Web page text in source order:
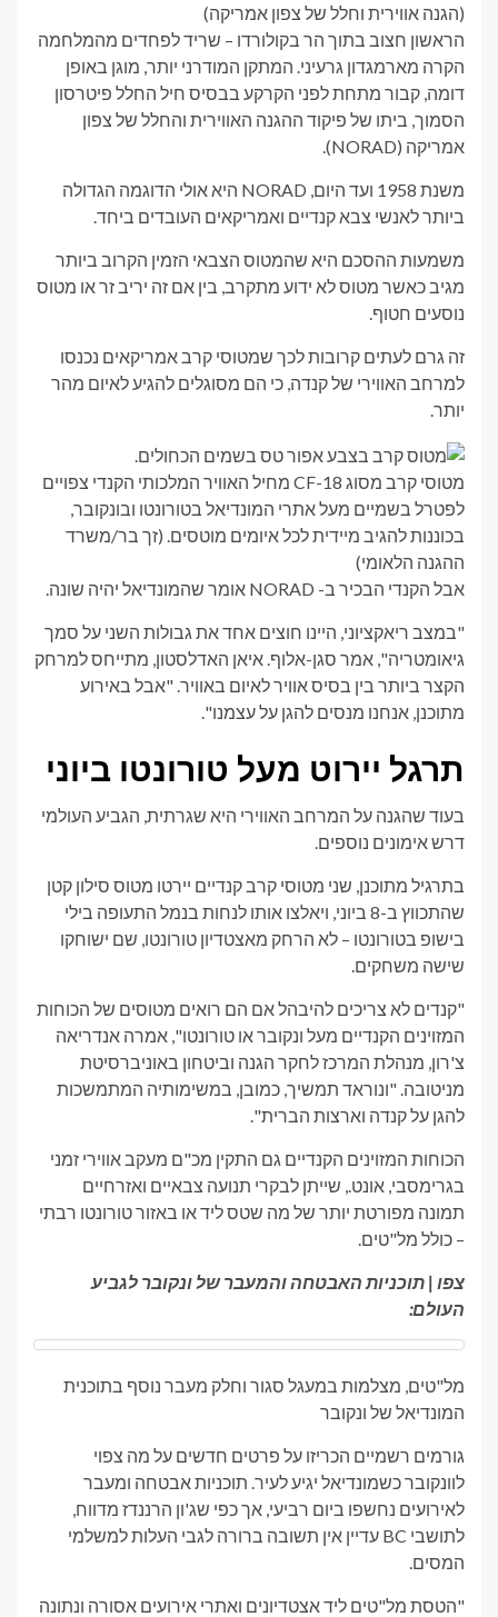
(הגנה אווירית וחלל של צפון אמריקה)
הראשון חצוב בתוך הר בקולורדו – שריד לפחדים מהמלחמה
הקרה מארמגדון גרעיני. המתקן המודרני יותר, מוגן באופן
דומה, קבור מתחת לפני הקרקע בבסיס חיל החלל פיטרסון
הסמוך, ביתו של פיקוד ההגנה האווירית והחלל של צפון
אמריקה (NORAD).
משנת 1958 ועד היום, NORAD היא אולי הדוגמה הגדולה
ביותר לאנשי צבא קנדיים ואמריקאים העובדים ביחד.
משמעות ההסכם היא שהמטוס הצבאי הזמין הקרוב ביותר
מגיב כאשר מטוס לא ידוע מתקרב, בין אם זה יריב זר או מטוס
נוסעים חטוף.
זה גרם לעתים קרובות לכך שמטוסי קרב אמריקאים נכנסו
למרחב האווירי של קנדה, כי הם מסוגלים להגיע לאיום מהר
יותר.
מטוסי קרב מסוג CF-18 מחיל האוויר המלכותי הקנדי צפויים
לפטרל בשמיים מעל אתרי המונדיאל בטורונטו ובונקובר,
בכוננות להגיב מיידית לכל איומים מוטסים. (זך בר/משרד
ההגנה הלאומי)
אבל הקנדי הבכיר ב- NORAD אומר שהמונדיאל יהיה שונה.
"במצב ריאקציוני, היינו חוצים אחד את גבולות השני על סמך
גיאומטריה", אמר סגן-אלוף. איאן האדלסטון, מתייחס למרחק
הקצר ביותר בין בסיס אוויר לאיום באוויר. "אבל באירוע
מתוכנן, אנחנו מנסים להגן על עצמנו".
תרגל יירוט מעל טורונטו ביוני
בעוד שהגנה על המרחב האווירי היא שגרתית, הגביע העולמי
דרש אימונים נוספים.
בתרגיל מתוכנן, שני מטוסי קרב קנדיים יירטו מטוס סילון קטן
שהתכווץ ב-8 ביוני, ויאלצו אותו לנחות בנמל התעופה בילי
בישופ בטורונטו – לא הרחק מאצטדיון טורונטו, שם ישוחקו
שישה משחקים.
"קנדים לא צריכים להיבהל אם הם רואים מטוסים של הכוחות
המזוינים הקנדיים מעל ונקובר או טורונטו", אמרה אנדריאה
צ'רון, מנהלת המרכז לחקר הגנה וביטחון באוניברסיטת
מניטובה. "ונוראד תמשיך, כמובן, במשימותיה המתמשכות
להגן על קנדה וארצות הברית".
הכוחות המזוינים הקנדיים גם התקין מכ"ם מעקב אווירי זמני
בגרימסבי, אונט., שייתן לבקרי תנועה צבאיים ואזרחיים
תמונה מפורטת יותר של מה שטס ליד או באזור טורונטו רבתי
– כולל מל"טים.
צפו | תוכניות האבטחה והמעבר של ונקובר לגביע
העולם:
מל"טים, מצלמות במעגל סגור וחלק מעבר נוסף בתוכנית
המונדיאל של ונקובר
גורמים רשמיים הכריזו על פרטים חדשים על מה צפוי
לוונקובר כשמונדיאל יגיע לעיר. תוכניות אבטחה ומעבר
לאירועים נחשפו ביום רביעי, אך כפי שג'ון הרננדז מדווח,
לתושבי BC עדיין אין תשובה ברורה לגבי העלות למשלמי
המסים.
"הטסת מל"טים ליד אצטדיונים ואתרי אירועים אסורה ונתונה